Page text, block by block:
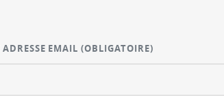
ADRESSE EMAIL(OBLIGATOIRE)